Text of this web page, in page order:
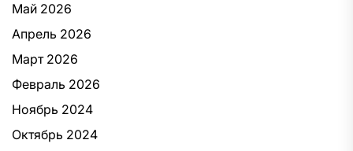
Май 2026
Апрель 2026
Март 2026
Февраль 2026
Ноябрь 2024
Октябрь 2024